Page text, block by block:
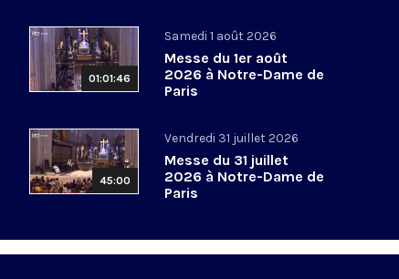
01:01:46
Samedi 1 août 2026
Messe du 1er août
2026 à Notre-Dame de
Paris
45:00
Vendredi 31 juillet 2026
Messe du 31 juillet
2026 à Notre-Dame de
Paris